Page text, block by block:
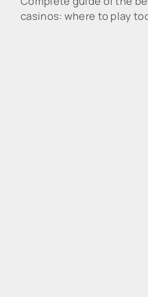
casinos: where to play